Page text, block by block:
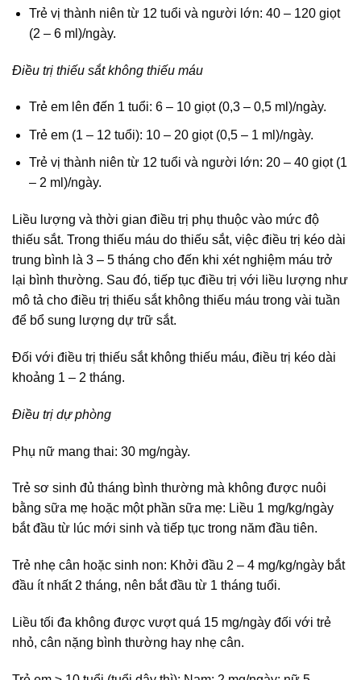
Trẻ vị thành niên từ 12 tuổi và người lớn: 40 – 120 giọt
(2 – 6 ml)/ngày.
Điều trị thiếu sắt không thiếu máu
Trẻ em lên đến 1 tuổi: 6 – 10 giọt (0,3 – 0,5 ml)/ngày.
Trẻ em (1 – 12 tuổi): 10 – 20 giọt (0,5 – 1 ml)/ngày.
Trẻ vị thành niên từ 12 tuổi và người lớn: 20 – 40 giọt (1
– 2 ml)/ngày.
Liều lượng và thời gian điều trị phụ thuộc vào mức độ
thiếu sắt. Trong thiếu máu do thiếu sắt, việc điều trị kéo dài
trung bình là 3 – 5 tháng cho đến khi xét nghiệm máu trở
lại bình thường. Sau đó, tiếp tục điều trị với liều lượng như
mô tả cho điều trị thiếu sắt không thiếu máu trong vài tuần
để bổ sung lượng dự trữ sắt.
Đối với điều trị thiếu sắt không thiếu máu, điều trị kéo dài
khoảng 1 – 2 tháng.
Điều trị dự phòng
Phụ nữ mang thai: 30 mg/ngày.
Trẻ sơ sinh đủ tháng bình thường mà không được nuôi
bằng sữa mẹ hoặc một phần sữa mẹ: Liều 1 mg/kg/ngày
bắt đầu từ lúc mới sinh và tiếp tục trong năm đầu tiên.
Trẻ nhẹ cân hoặc sinh non: Khởi đầu 2 – 4 mg/kg/ngày bắt
đầu ít nhất 2 tháng, nên bắt đầu từ 1 tháng tuổi.
Liều tối đa không được vượt quá 15 mg/ngày đối với trẻ
nhỏ, cân nặng bình thường hay nhẹ cân.